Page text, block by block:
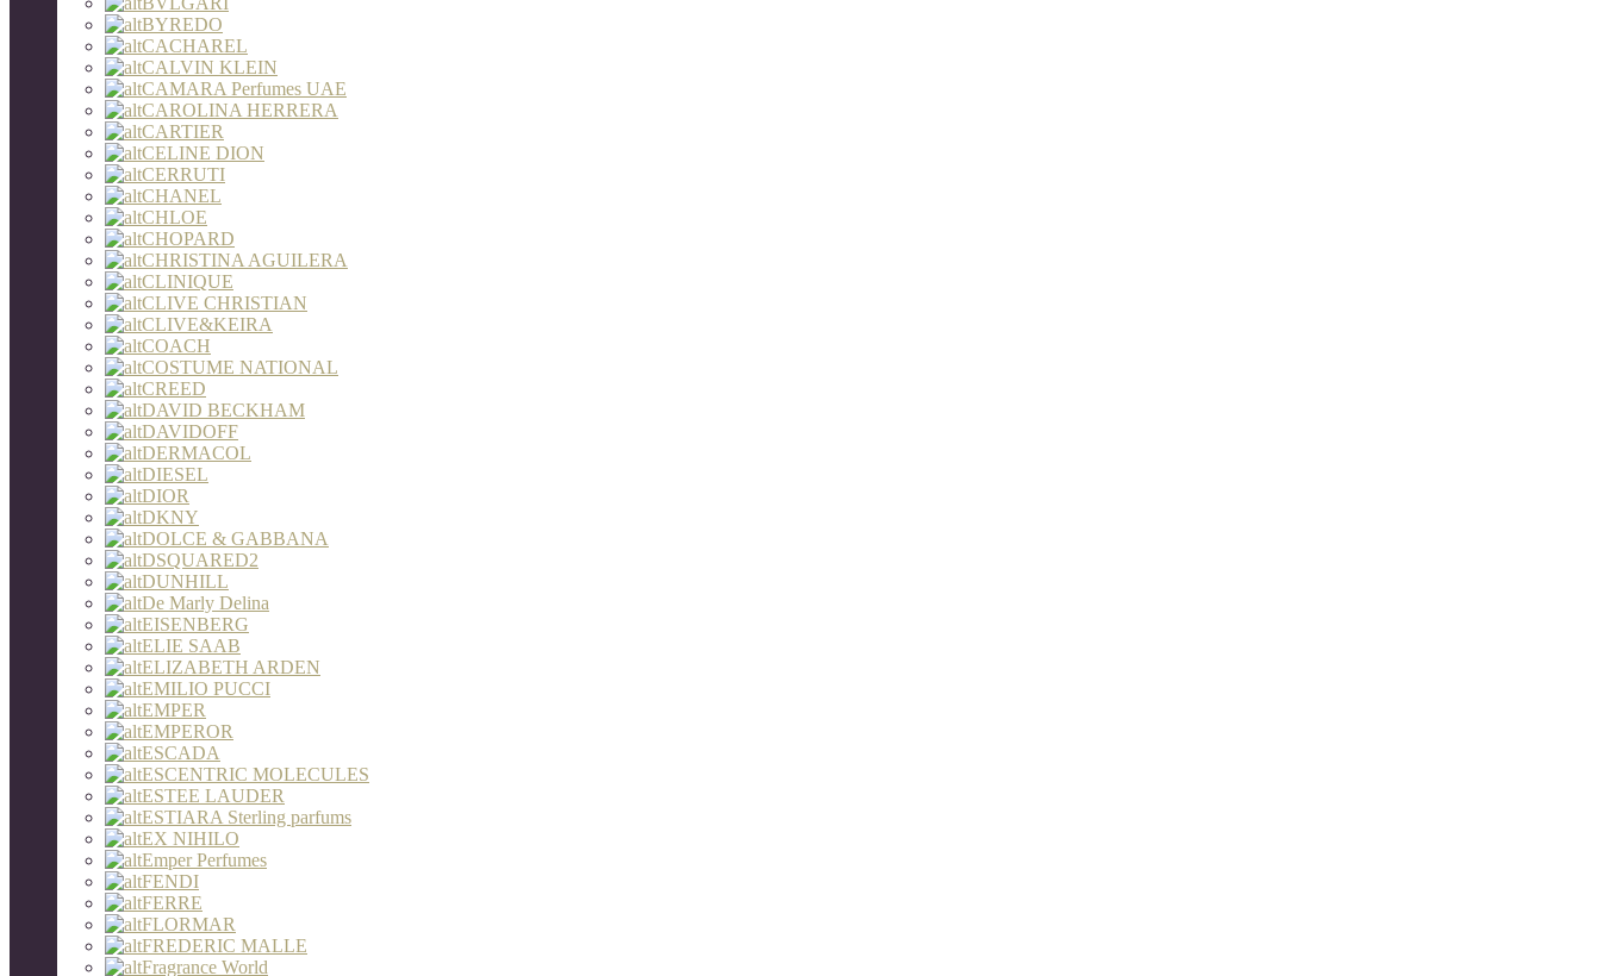
BYREDO
CACHAREL
CALVIN KLEIN
CAMARA Perfumes UAE
CAROLINA HERRERA
CARTIER
CELINE DION
CERRUTI
CHANEL
CHLOE
CHOPARD
CHRISTINA AGUILERA
CLINIQUE
CLIVE CHRISTIAN
CLIVE&KEIRA
COACH
COSTUME NATIONAL
CREED
DAVID BECKHAM
DAVIDOFF
DERMACOL
DIESEL
DIOR
DKNY
DOLCE & GABBANA
DSQUARED2
DUNHILL
De Marly Delina
EISENBERG
ELIE SAAB
ELIZABETH ARDEN
EMILIO PUCCI
EMPER
EMPEROR
ESCADA
ESCENTRIC MOLECULES
ESTEE LAUDER
ESTIARA Sterling parfums
EX NIHILO
Emper Perfumes
FENDI
FERRE
FLORMAR
FREDERIC MALLE
Fragrance World